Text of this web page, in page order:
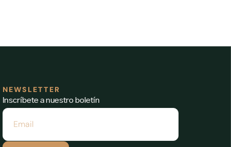
NEWSLETTER
Inscríbete a nuestro boletín